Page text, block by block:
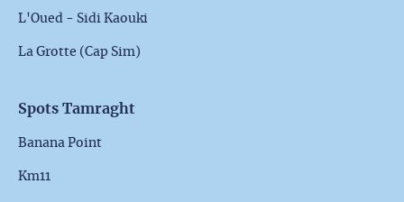
L'Oued - Sidi Kaouki
La Grotte (Cap Sim)
Spots Tamraght
Banana Point
Km11